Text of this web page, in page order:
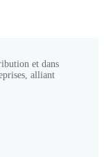
et dans
alliant